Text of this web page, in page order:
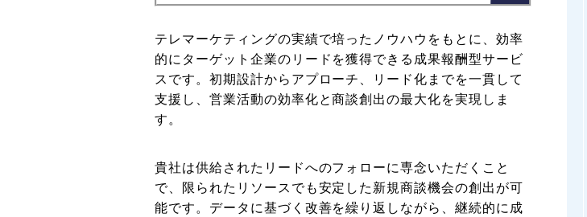
テレマーケティングの実績で培ったノウハウをもとに、効率
的にターゲット企業のリードを獲得できる成果報酬型サービ
スです。初期設計からアプローチ、リード化までを一貫して
支援し、営業活動の効率化と商談創出の最大化を実現しま
す。
貴社は供給されたリードへのフォローに専念いただくこと
で、限られたリソースでも安定した新規商談機会の創出が可
能です。データに基づく改善を繰り返しながら、継続的に成